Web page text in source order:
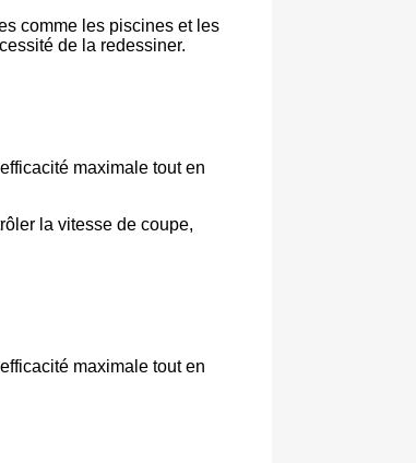
comme les piscines et les
de la redessiner.
maximale tout en
la vitesse de coupe,
maximale tout en